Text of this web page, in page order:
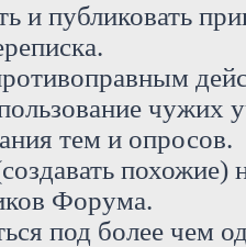
и публиковать
чужих
тем и опросов.
похожие)
Форума.
под более чем